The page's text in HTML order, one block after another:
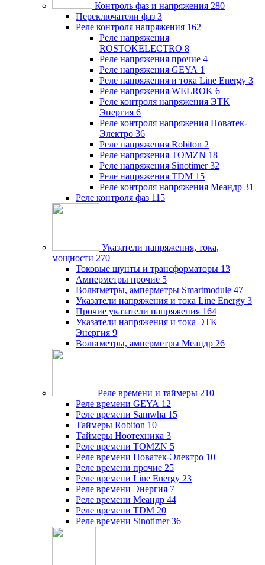
Контроль фаз и напряжения 280
Переключатели фаз 3
Реле контроля напряжения 162
Реле напряжения
ROSTOKELECTRO 8
Реле напряжения прочие 4
Реле напряжения GEYA 1
Реле напряжения и тока Line Energy 3
Реле напряжения WELROK 6
Реле контроля напряжения ЭТК
Энергия 6
Реле контроля напряжения Новатек-
Электро 36
Реле напряжения Robiton 2
Реле напряжения TOMZN 18
Реле напряжения Sinotimer 32
Реле напряжения TDM 15
Реле контроля напряжения Меандр 31
Реле контроля фаз 115
Указатели напряжения, тока,
мощности 270
Токовые шунты и трансформаторы 13
Амперметры прочие 5
Вольтметры, амперметры Smartmodule 47
Указатели напряжения и тока Line Energy 3
Прочие указатели напряжения 164
Указатели напряжения и тока ЭТК
Энергия 9
Вольтметры, амперметры Меандр 26
Реле времени и таймеры 210
Реле времени GEYA 12
Реле времени Samwha 15
Таймеры Robiton 10
Таймеры Ноотехника 3
Реле времени TOMZN 5
Реле времени Новатек-Электро 10
Реле времени прочие 25
Реле времени Line Energy 23
Реле времени Энергия 7
Реле времени Меандр 44
Реле времени TDM 20
Реле времени Sinotimer 36